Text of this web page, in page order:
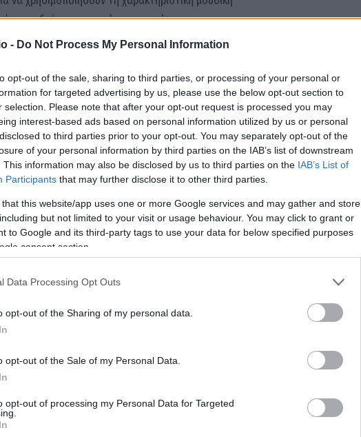
- Do Not Process My Personal Information
opt-out of the sale, sharing to third parties, or processing of your personal or
for targeted advertising by us, please use the below opt-out section to
selection. Please note that after your opt-out request is processed you may
interest-based ads based on personal information utilized by us or personal
to third parties prior to your opt-out. You may separately opt-out of the
of your personal information by third parties on the IAB’s list of downstream
This information may also be disclosed by us to third parties on the IAB’s List of
Participants that may further disclose it to other third parties.
that this website/app uses one or more Google services and may gather and store
but not limited to your visit or usage behaviour. You may click to grant or
to Google and its third-party tags to use your data for below specified purposes
consent section.
Data Processing Opt Outs
opt-out of the Sharing of my personal data.
opt-out of the Sale of my Personal Data.
opt-out of processing my Personal Data for Targeted
μια δεύτερη ευκαιρία και επιχείρησε να
της μουσικής, με αντάλλαγμα να του δοθεί η
φιλμ, ο Σπίλμπεργκ έμεινε για δεύτερη φορά εκτός του
του κινηματογράφου
αποδείχθηκε τελικά καθοριστικό για την πορεία
Σπίλμπεργκ μοιράστηκε την ιστορία με τον φίλο και
μια ιδέα που θεωρούσε ακόμη πιο συναρπαστική
με το όνομα Ιντιάνα Σμιθ.
και γεννήθηκε ένα από τα πιο επιτυχημένα